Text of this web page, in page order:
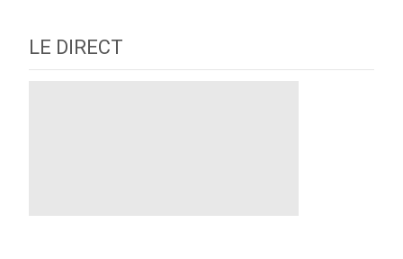
LE DIRECT